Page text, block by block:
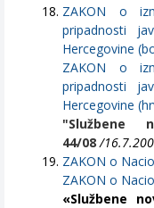
ZAKON o
pripadnosti
Hercegovine
ZAKON o
pripadnosti
Hercegovine
"Službene
44/08 /
ZAKON o
ZAKON o
«Službene